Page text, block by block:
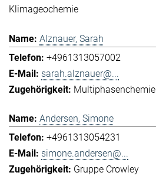
Klimageochemie
Alznauer, Sarah
+4961313057002
sarah.alznauer@...
Multiphasenchemie
Andersen, Simone
+4961313054231
simone.andersen@...
Gruppe Crowley